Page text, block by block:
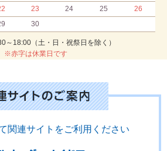
23 24 25
26
30
～18:00（土・日・祝祭日を除く）
※赤字は休業日です
関連サイトをご利用ください